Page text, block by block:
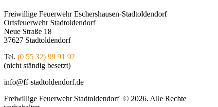
Freiwillige Feuerwehr Eschershausen-Stadtoldendorf
Ortsfeuerwehr Stadtoldendorf
Neue Straße 18
37627 Stadtoldendorf
Tel. (0 55 32) 99 91 92
(nicht ständig besetzt)
info@ff-stadtoldendorf.de
Freiwillige Feuerwehr Stadtoldendorf © 2026. Alle Rechte